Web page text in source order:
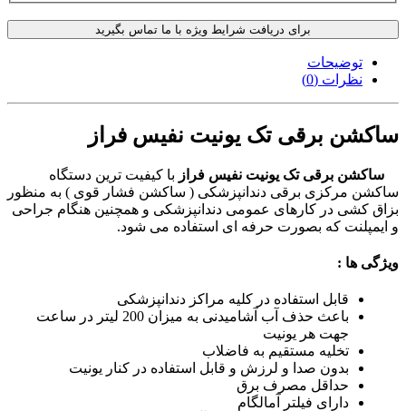
برای دریافت شرایط ویژه با ما تماس بگیرید
توضیحات
نظرات (0)
ساکشن برقی تک یونیت نفیس فراز
ساکشن برقی تک یونیت نفیس فراز با کیفیت ترین دستگاه
ساکشن مرکزی برقی دندانپزشکی ( ساکشن فشار قوی ) به منظور
بزاق کشی در کارهای عمومی دندانپزشکی و همچنین هنگام جراحی
و ایمپلنت که بصورت حرفه ای استفاده می شود.
ویژگی ها :
قابل استفاده در کلیه مراکز دندانپزشکی
باعث حذف آب آشامیدنی به میزان 200 لیتر در ساعت
جهت هر یونیت
تخلیه مستقیم به فاضلاب
بدون صدا و لرزش و قابل استفاده در کنار یونیت
حداقل مصرف برق
دارای فیلتر آمالگام